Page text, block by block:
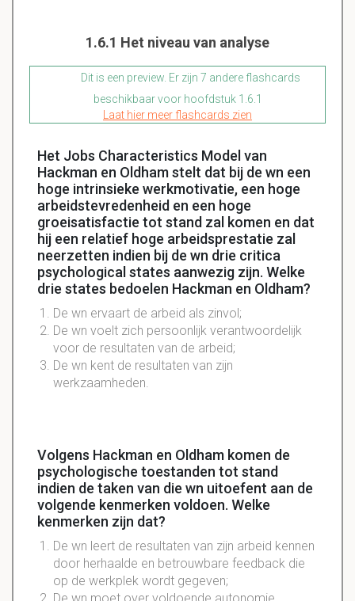
1.6.1 Het niveau van analyse
Dit is een preview. Er zijn 7 andere flashcards
beschikbaar voor hoofdstuk 1.6.1
Laat hier meer flashcards zien
Het Jobs Characteristics Model van
Hackman en Oldham stelt dat bij de wn een
hoge intrinsieke werkmotivatie, een hoge
arbeidstevredenheid en een hoge
groeisatisfactie tot stand zal komen en dat
hij een relatief hoge arbeidsprestatie zal
neerzetten indien bij de wn drie critica
psychological states aanwezig zijn. Welke
drie states bedoelen Hackman en Oldham?
De wn ervaart de arbeid als zinvol;
De wn voelt zich persoonlijk verantwoordelijk
voor de resultaten van de arbeid;
De wn kent de resultaten van zijn
werkzaamheden.
Volgens Hackman en Oldham komen de
psychologische toestanden tot stand
indien de taken van die wn uitoefent aan de
volgende kenmerken voldoen. Welke
kenmerken zijn dat?
De wn leert de resultaten van zijn arbeid kennen
door herhaalde en betrouwbare feedback die
op de werkplek wordt gegeven;